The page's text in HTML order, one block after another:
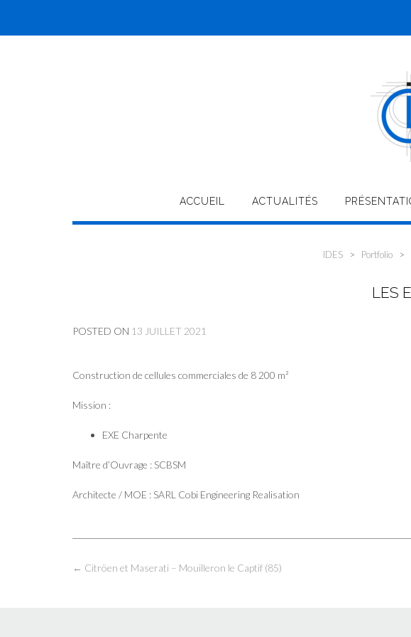
content
ACCUEIL ACTUALITÉS
IDES > Portfolio >
LES
POSTED ON 13 JUILLET 2021
Construction de cellules commerciales de 8 200 m²
Mission :
EXE Charpente
Maître d’Ouvrage : SCBSM
Architecte / MOE : SARL Cobi Engineering Realisation
Post
← Citröen et Maserati – Mouilleron le Captif (85)